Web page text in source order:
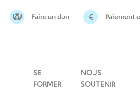
Faire un don Paiement
SE
FORMER
NOUS
SOUTENIR